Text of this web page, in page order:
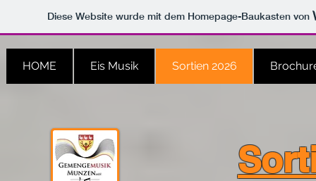
Diese Website wurde mit dem Homepage-Baukasten von
HOME Eis Musik Sortien 2026